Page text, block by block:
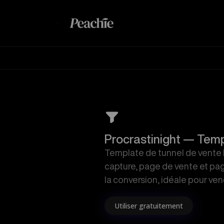
Procrastinight —
Template de tunnel de
capture, page de vente et
la conversion, idéale pour
Utiliser gratuitement